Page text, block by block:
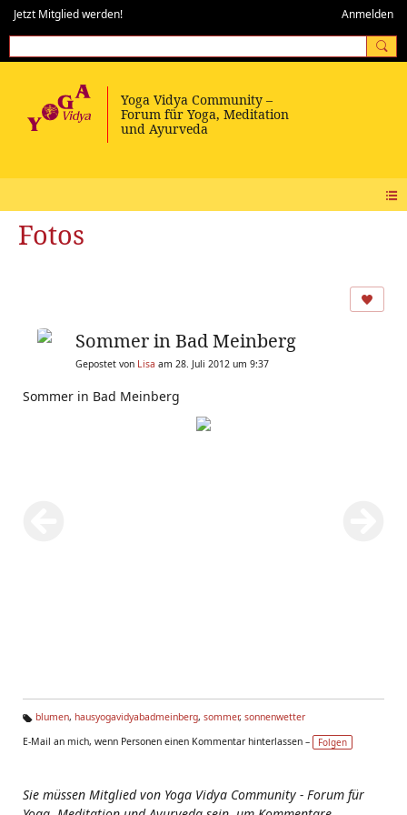
Jetzt Mitglied werden! Anmelden
Fotos
Sommer in Bad Meinberg
Gepostet von Lisa am 28. Juli 2012 um 9:37
Sommer in Bad Meinberg
g
blumen, hausyogavidyabadmeinberg, sommer, sonnenwetter
E-Mail an mich, wenn Personen einen Kommentar hinterlassen –
Folgen
Sie müssen Mitglied von Yoga Vidya Community - Forum für